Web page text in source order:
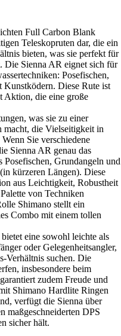
Full Carbon Blank
Teleskopruten dar, die ein
bieten, was sie perfekt für
Die Sienna AR eignet sich für
Posefischen,
Kunstködern. Diese Rute ist
Aktion, die eine große
was sie zu einer
macht, die Vielseitigkeit in
Sie verschiedene
Sienna AR genau das
Grundangeln und
kürzeren Längen). Diese
aus Leichtigkeit, Robustheit
von Techniken
Shimano stellt ein
Combo mit einem tollen
eine sowohl leichte als
oder Gelegenheitsangler,
Verhältnis suchen. Die
insbesondere beim
zudem Freude und
Shimano Hardlite Ringen
verfügt die Sienna über
maßgeschneiderten DPS
sicher hält.